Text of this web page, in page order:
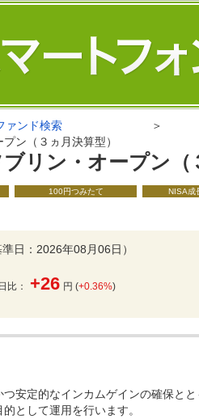
ァンド検索
＞
ン（３ヵ月決算型）
リン・オープン（
100円つみたて NISA成
準日：2026年08月06日）
比： +26 円 (+0.36%)
つ安定的なインカムゲインの確保と
として運用を行います。